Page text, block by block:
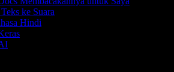
ke Suara
Hindi